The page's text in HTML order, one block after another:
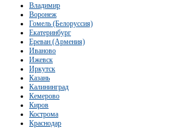
Владимир
Воронеж
Гомель (Белоруссия)
Екатеринбург
Ереван (Армения)
Иваново
Ижевск
Иркутск
Казань
Калининград
Кемерово
Киров
Кострома
Краснодар